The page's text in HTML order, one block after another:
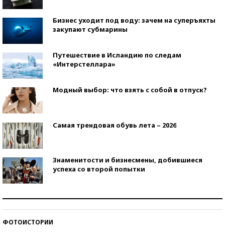
Бизнес уходит под воду: зачем на суперъяхты
закупают субмарины
Путешествие в Исландию по следам
«Интерстеллара»
Модный выбор: что взять с собой в отпуск?
Самая трендовая обувь лета – 2026
Знаменитости и бизнесмены, добившиеся
успеха со второй попытки
ФОТОИСТОРИИ